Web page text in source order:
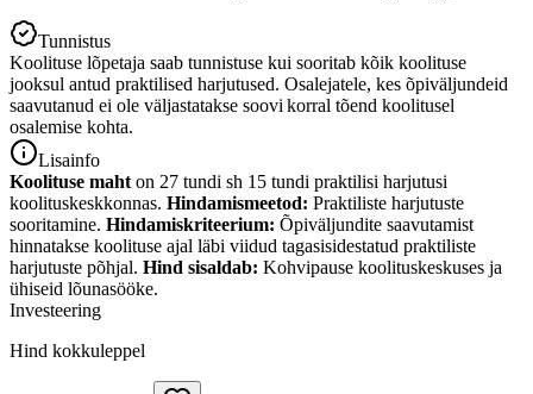
Tunnistus
Koolituse lõpetaja saab tunnistuse kui sooritab kõik koolituse
jooksul antud praktilised harjutused. Osalejatele, kes õpiväljundeid
saavutanud ei ole väljastatakse soovi korral tõend koolitusel
osalemise kohta.
Lisainfo
Koolituse maht on 27 tundi sh 15 tundi praktilisi harjutusi
koolituskeskkonnas. Hindamismeetod: Praktiliste harjutuste
sooritamine. Hindamiskriteerium: Õpiväljundite saavutamist
hinnatakse koolituse ajal läbi viidud tagasisidestatud praktiliste
harjutuste põhjal. Hind sisaldab: Kohvipause koolituskeskuses ja
ühiseid lõunasööke.
Investeering
Hind kokkuleppel